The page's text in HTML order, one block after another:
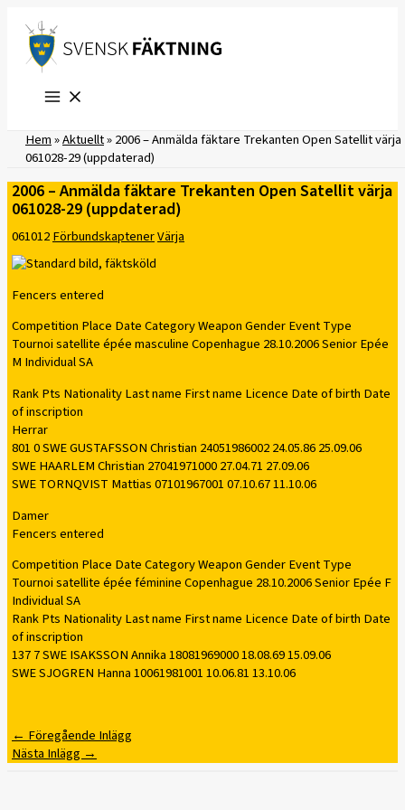
innehåll
Hem»Aktuellt»2006 – Anmälda fäktare Trekanten Open Satellit värja
061028-29 (uppdaterad)
2006 – Anmälda fäktare Trekanten Open Satellit värja
061028-29 (uppdaterad)
061012FörbundskaptenerVärja
Fencers entered
Competition Place Date Category Weapon Gender Event Type
Tournoi satellite épée masculine Copenhague 28.10.2006 Senior Epée
M Individual SA
Rank Pts Nationality Last name First name Licence Date of birth Date
of inscription
Herrar
801 0 SWE GUSTAFSSON Christian 24051986002 24.05.86 25.09.06
SWE HAARLEM Christian 27041971000 27.04.71 27.09.06
SWE TORNQVIST Mattias 07101967001 07.10.67 11.10.06
Damer
Fencers entered
Competition Place Date Category Weapon Gender Event Type
Tournoi satellite épée féminine Copenhague 28.10.2006 Senior Epée F
Individual SA
Rank Pts Nationality Last name First name Licence Date of birth Date
of inscription
137 7 SWE ISAKSSON Annika 18081969000 18.08.69 15.09.06
SWE SJOGREN Hanna 10061981001 10.06.81 13.10.06
←Föregående Inlägg
Nästa Inlägg→